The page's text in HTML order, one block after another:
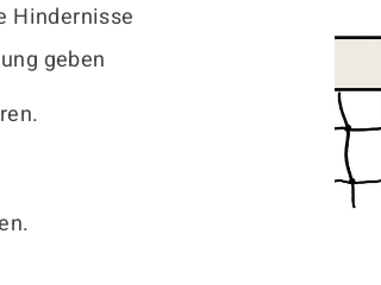
Hindernisse
geben